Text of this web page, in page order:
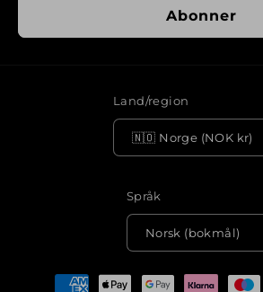
Abonner
Land/region
🇳🇴 Norge (NOK kr)
Språk
Norsk (bokmål)
Betalingsmåter